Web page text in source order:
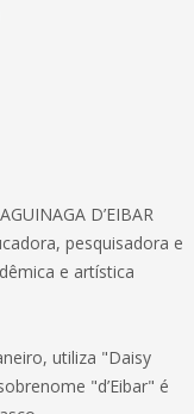
D’EIBAR
pesquisadora e
e artística
utiliza "Daisy
"d’Eibar" é